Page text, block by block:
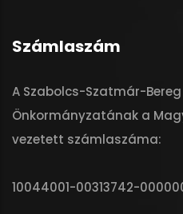
Számlaszám
A Szabolcs-Szatmár-
Önkormányzatának a
vezetett számlaszáma:
10044001-00313742-